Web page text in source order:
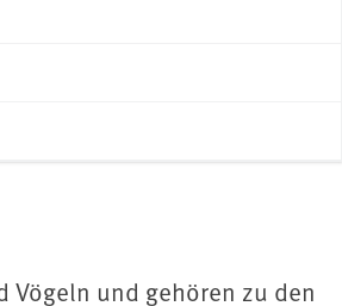
und gehören zu den